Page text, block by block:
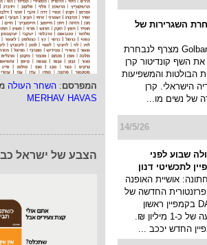
המפרסם: השחר העולה
MERHAV HAVAS
הצבע של ישראל כבר 90
תיעדוף ברשת
הומי אדם.
מסלול ייעודי
17/5/26
השגרירות של
בית האופנה Golbary מצרף לנבחרת
השף קונדיטור קרן
הבולטות והמשפיעות
הישראלי. קרן
של נשים מו...
14/5/26
שבוע לפני